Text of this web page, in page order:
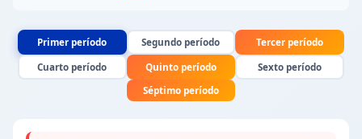
Primer período Segundo período Tercer período
Cuarto período Quinto período
Sexto período
Séptimo período